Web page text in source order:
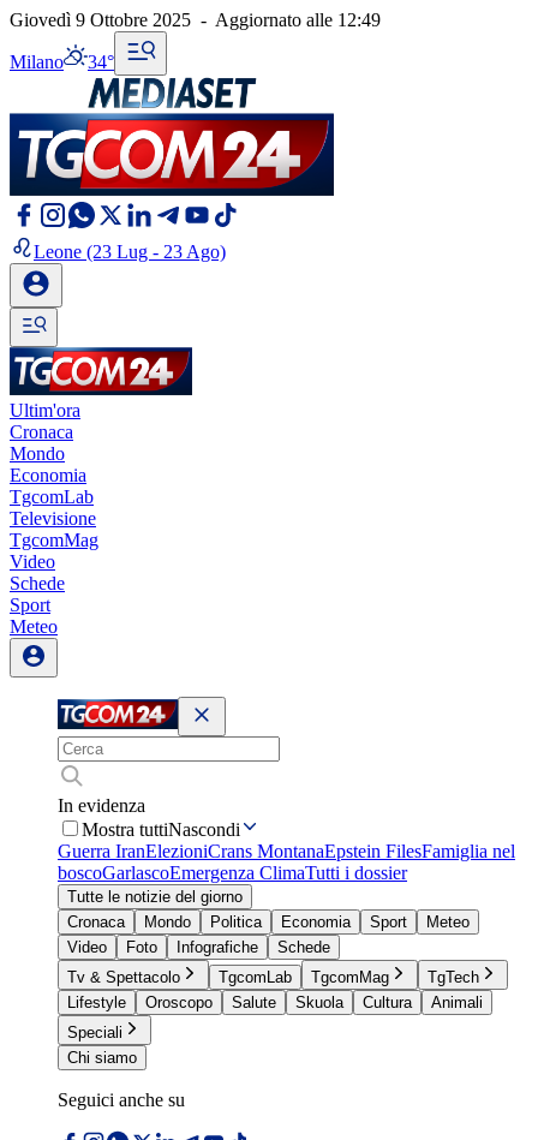
Giovedì 9 Ottobre 2025 - Aggiornato alle 12:49
Milano 34°
Leone (23 Lug - 23 Ago)
Ultim'ora
Cronaca
Mondo
Economia
TgcomLab
Televisione
TgcomMag
Video
Schede
Sport
Meteo
In evidenza
Mostra tuttiNascondi
Guerra IranElezioniCrans MontanaEpstein FilesFamiglia nel
boscoGarlascoEmergenza ClimaTutti i dossier
Tutte le notizie del giorno
Cronaca
Mondo Politica Economia Sport
Meteo
Video
Foto Infografiche
Schede
Tv & Spettacolo
TgcomLab TgcomMag
TgTech
Lifestyle
Oroscopo Salute Skuola Cultura
Animali
Speciali
Chi siamo
Seguici anche su